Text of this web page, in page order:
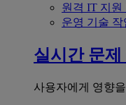
원격 IT 지원
운영 기술 작
실시간 문제
사용자에게 영향